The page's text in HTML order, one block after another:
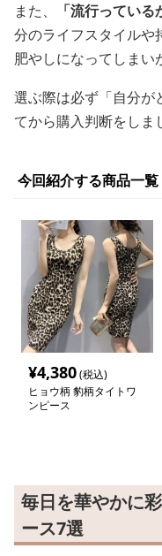
また、
「流行ってい
分のライフスタイルや
肥やしになってしまい
選ぶ際は必ず「自分が
てから購入判断をしま
今回紹介する商品一覧
¥4,380(税込)
ヒョウ柄 豹柄タイトワ
ンピース
毎日を華やかに
ース7選